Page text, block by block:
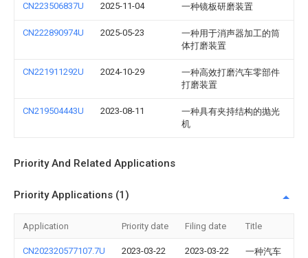
CN223506837U 2025-11-04 一种镜板研磨装置
CN222890974U 2025-05-23
一种用于消声器加工的筒
体打磨装置
CN221911292U 2024-10-29
一种高效打磨汽车零部件
打磨装置
CN219504443U 2023-08-11
一种具有夹持结构的抛光
机
Priority And Related Applications
Priority Applications (1)
Application Priority date Filing date Title
CN202320577107.7U 2023-03-22 2023-03-22
一种汽车